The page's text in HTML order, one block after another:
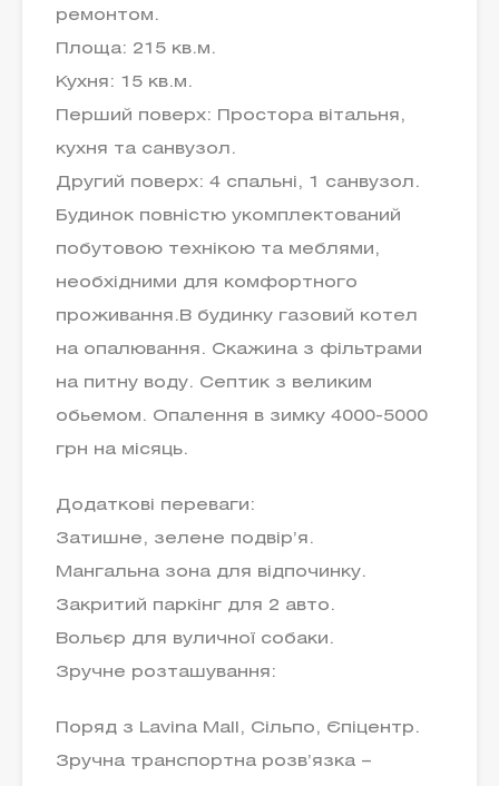
ремонтом.
Площа: 215 кв.м.
Кухня: 15 кв.м.
Перший поверх: Простора вітальня,
кухня та санвузол.
Другий поверх: 4 спальні, 1 санвузол.
Будинок повністю укомплектований
побутовою технікою та меблями,
необхідними для комфортного
проживання.В будинку газовий котел
на опалювання. Скажина з фільтрами
на питну воду. Септик з великим
обьемом. Опалення в зимку 4000-5000
грн на місяць.
Додаткові переваги:
Затишне, зелене подвір’я.
Мангальна зона для відпочинку.
Закритий паркінг для 2 авто.
Вольєр для вуличної собаки.
Зручне розташування:
Поряд з Lavina Mall, Сільпо, Єпіцентр.
Зручна транспортна розв’язка –